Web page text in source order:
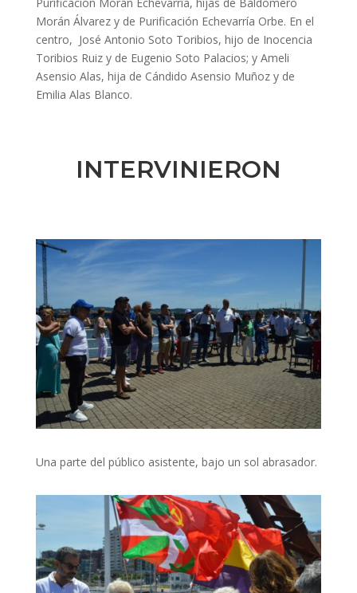
Morán Álvarez y de Purificación Echevarría Orbe. En el
centro, José Antonio Soto Toribios, hijo de Inocencia
Toribios Ruiz y de Eugenio Soto Palacios; y Ameli
Asensio Alas, hija de Cándido Asensio Muñoz y de
Emilia Alas Blanco.
INTERVINIERON
Una parte del público asistente, bajo un sol abrasador.